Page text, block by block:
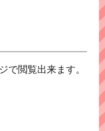
閲覧出来ます。